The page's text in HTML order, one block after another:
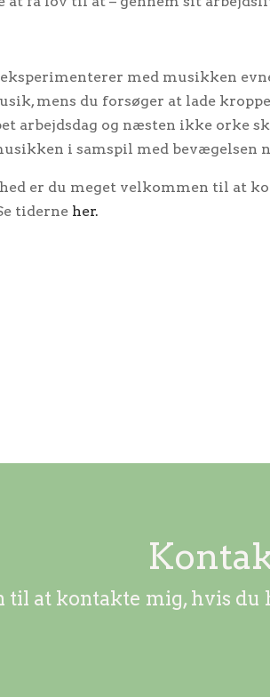
eksperimenterer med musikken
mens du forsøger at lade
arbejdsdag og næsten ikke orke
i samspil med bevægelsen
er du meget velkommen til at
tiderne her.
at kontakte mig, hvis